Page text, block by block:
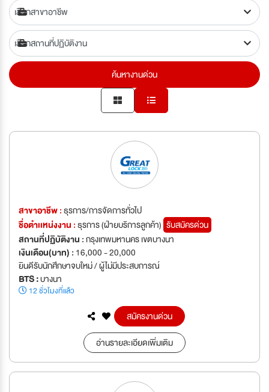
ค้นหางานด่วน
สาขาอาชีพ :ธุรการ/การจัดการทั่วไป
ชื่อตำเเหน่งงาน :ธุรการ (ฝ่ายบริการลูกค้า) รับสมัครด่วน
สถานที่ปฏิบัติงาน :กรุงเทพมหานคร เขตบางนา
เงินเดือน(บาท) : 16,000 - 20,000
ยินดีรับนักศึกษาจบใหม่ / ผู้ไม่มีประสบการณ์
BTS :บางนา
12 ชั่วโมงที่แล้ว
สมัครงานด่วน
อ่านรายละเอียดเพิ่มเติม